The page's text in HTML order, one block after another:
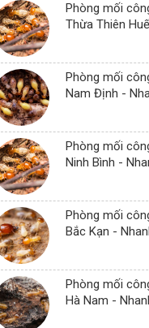
Phòng mối
Thừa Thiên
Phòng mối
Nam Định -
Phòng mối
Ninh Bình -
Phòng mối
Bắc Kạn -
Phòng mối
Hà Nam -